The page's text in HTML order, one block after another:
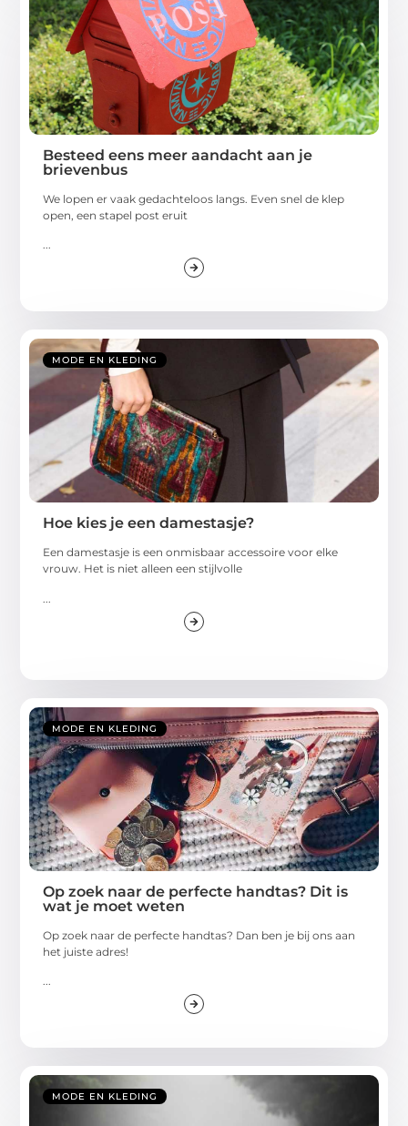
Besteed eens meer aandacht aan je
brievenbus
We lopen er vaak gedachteloos langs. Even snel de klep
open, een stapel post eruit
...
MODE EN KLEDING
Hoe kies je een damestasje?
Een damestasje is een onmisbaar accessoire voor elke
vrouw. Het is niet alleen een stijlvolle
MODE EN KLEDING
Op zoek naar de perfecte handtas? Dit is
wat je moet weten
Op zoek naar de perfecte handtas? Dan ben je bij ons aan
het juiste adres!
...
MODE EN KLEDING